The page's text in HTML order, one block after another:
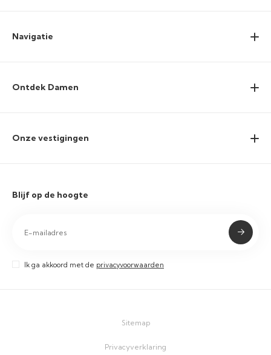
Navigatie
Ontdek Damen
Onze vestigingen
Blijf op de hoogte
Ik ga akkoord met de privacyvoorwaarden
Sitemap
Privacyverklaring